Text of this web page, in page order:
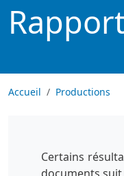
Accueil Productions
Certains